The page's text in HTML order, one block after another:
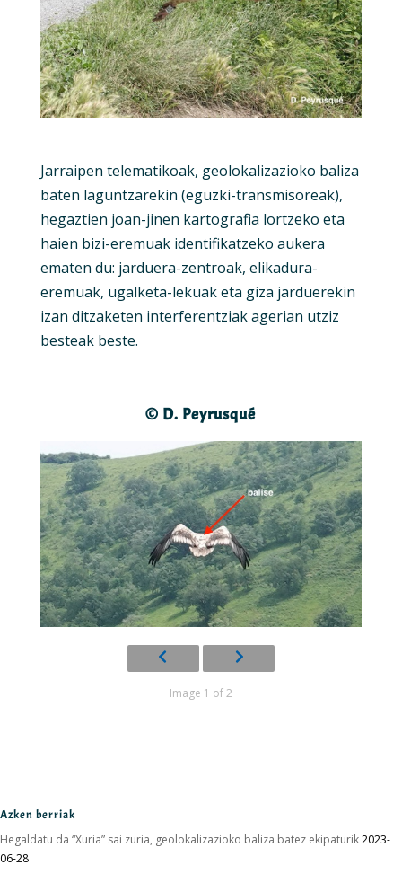
Jarraipen telematikoak, geolokalizazioko baliza
baten laguntzarekin (eguzki-transmisoreak),
hegaztien joan-jinen kartografia lortzeko eta
haien bizi-eremuak identifikatzeko aukera
ematen du: jarduera-zentroak, elikadura-
eremuak, ugalketa-lekuak eta giza jarduerekin
izan ditzaketen interferentziak agerian utziz
besteak beste.
© D. Peyrusqué
Image 1 of 2
Azken berriak
Hegaldatu da “Xuria” sai zuria, geolokalizazioko baliza batez ekipaturik2023-
06-28